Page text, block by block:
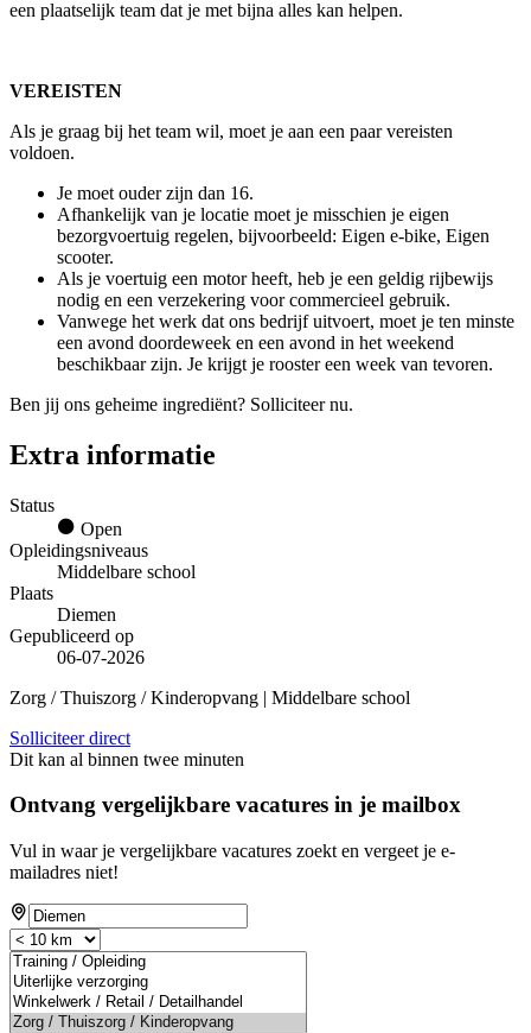
een plaatselijk team dat je met bijna alles kan helpen.
VEREISTEN
Als je graag bij het team wil, moet je aan een paar vereisten
voldoen.
Je moet ouder zijn dan 16.
Afhankelijk van je locatie moet je misschien je eigen
bezorgvoertuig regelen, bijvoorbeeld: Eigen e-bike, Eigen
scooter.
Als je voertuig een motor heeft, heb je een geldig rijbewijs
nodig en een verzekering voor commercieel gebruik.
Vanwege het werk dat ons bedrijf uitvoert, moet je ten minste
een avond doordeweek en een avond in het weekend
beschikbaar zijn. Je krijgt je rooster een week van tevoren.
Ben jij ons geheime ingrediënt? Solliciteer nu.
Extra informatie
Status
Open
Opleidingsniveaus
Middelbare school
Plaats
Diemen
Gepubliceerd op
06-07-2026
Zorg / Thuiszorg / Kinderopvang | Middelbare school
Solliciteer direct
Dit kan al binnen twee minuten
Ontvang vergelijkbare vacatures in je mailbox
Vul in waar je vergelijkbare vacatures zoekt en vergeet je e-
mailadres niet!